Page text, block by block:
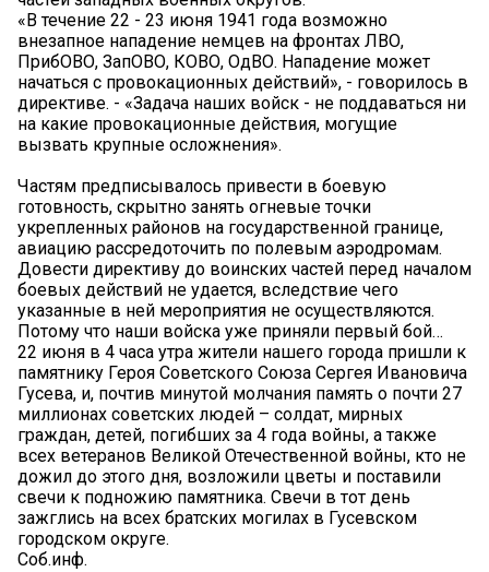
«В течение 22 - 23 июня 1941 года возможно
внезапное нападение немцев на фронтах ЛВО,
ПрибОВО, ЗапОВО, КОВО, ОдВО. Нападение может
начаться с провокационных действий», - говорилось в
директиве. - «Задача наших войск - не поддаваться ни
на какие провокационные действия, могущие
вызвать крупные осложнения».
Частям предписывалось привести в боевую
готовность, скрытно занять огневые точки
укрепленных районов на государственной границе,
авиацию рассредоточить по полевым аэродромам.
Довести директиву до воинских частей перед началом
боевых действий не удается, вследствие чего
указанные в ней мероприятия не осуществляются.
Потому что наши войска уже приняли первый бой…
22 июня в 4 часа утра жители нашего города пришли к
памятнику Героя Советского Союза Сергея Ивановича
Гусева, и, почтив минутой молчания память о почти 27
миллионах советских людей – солдат, мирных
граждан, детей, погибших за 4 года войны, а также
всех ветеранов Великой Отечественной войны, кто не
дожил до этого дня, возложили цветы и поставили
свечи к подножию памятника. Свечи в тот день
зажглись на всех братских могилах в Гусевском
городском округе.
Соб.инф.